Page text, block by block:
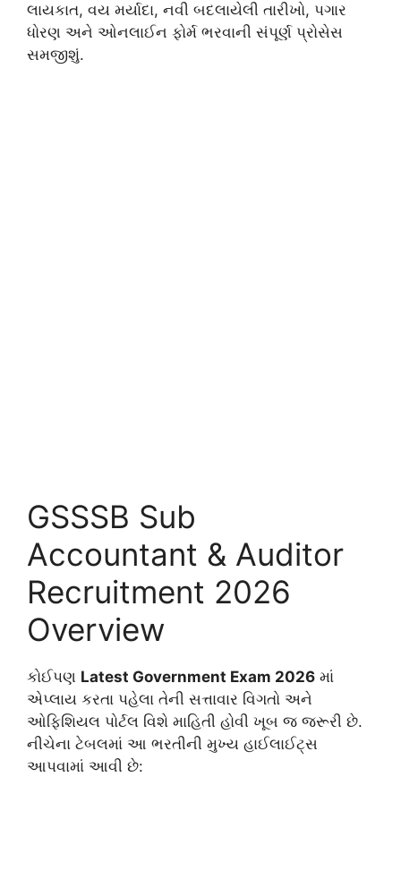
લાયકાત, વય મર્યાદા, નવી બદલાયેલી તારીખો, પગાર
ધોરણ અને ઓનલાઈન ફોર્મ ભરવાની સંપૂર્ણ પ્રોસેસ
સમજીશું.
GSSSB Sub
Accountant & Auditor
Recruitment 2026
Overview
કોઈપણ Latest Government Exam 2026 માં
એપ્લાય કરતા પહેલા તેની સત્તાવાર વિગતો અને
ઓફિશિયલ પોર્ટલ વિશે માહિતી હોવી ખૂબ જ જરૂરી છે.
નીચેના ટેબલમાં આ ભરતીની મુખ્ય હાઈલાઈટ્સ
આપવામાં આવી છે: